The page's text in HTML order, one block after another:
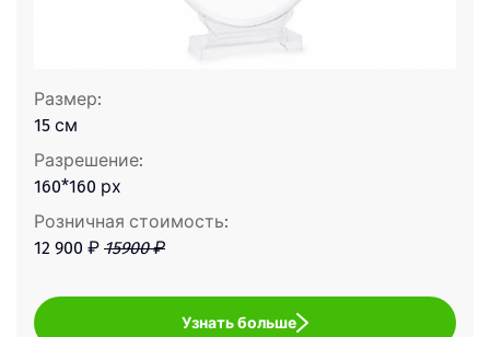
Размер:
15 см
Разрешение:
160*160 рх
Розничная стоимость:
12 900 ₽ 15900 ₽
Узнать больше